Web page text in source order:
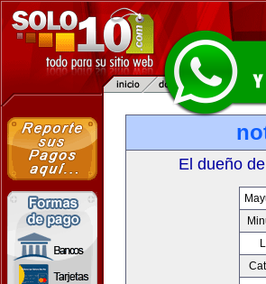
El dueño